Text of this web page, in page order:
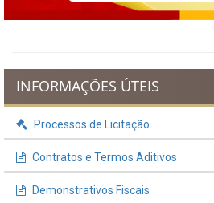
INFORMAÇÕES ÚTEIS
Processos de Licitação
Contratos e Termos Aditivos
Demonstrativos Fiscais